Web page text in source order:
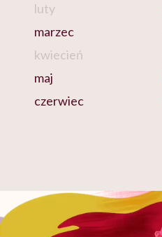
luty
marzec
kwiecień
maj
czerwiec